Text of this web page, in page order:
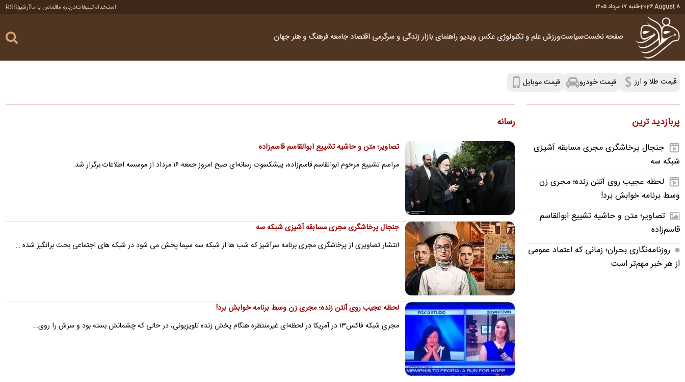
2026 August 8
-شنبه ۱۷ مرداد ۱۴۰۵ استخدامتبلیغاتدرباره ماتماس با ماآرشیوRSS
صفحه نخستسیاستورزشعلم و تکنولوژیعکسویدیوراهنمای بازارزندگی و سرگرمی اقتصادجامعه فرهنگ و هنرجهان
قیمت طلا و ارز قیمت خودرو قیمت موبایل
پربازدید ترین
جنجال پرخاشگری مجری مسابقه آشپزی
شبکه سه
لحظه عجیب روی آنتن زنده؛ مجری زن
وسط برنامه خوابش برد!
تصاویر؛ متن و حاشیه تشییع ابوالقاسم
قاسم‌زاده
روزنامه‌نگاری بحران؛ زمانی که اعتماد عمومی
از هر خبر مهم‌تر است
رسانه
تصاویر؛ متن و حاشیه تشییع ابوالقاسم قاسم‌زاده
مراسم تشییع مرحوم ابوالقاسم قاسم‌زاده، پیشکسوت رسانه‌ای صبح امروز جمعه ۱۶ مرداد از موسسه اطلاعات برگزار شد.
جنجال پرخاشگری مجری مسابقه آشپزی شبکه سه
انتشار تصاویری از پرخاشگری مجری برنامه سرآشپز که شب ها از شبکه سه سیما پخش می شود در شبکه های اجتماعی بحث برانگیز شده …
لحظه عجیب روی آنتن زنده؛ مجری زن وسط برنامه خوابش برد!
مجری شبکه فاکس۱۳ در آمریکا در لحظه‌ای غیرمنتظره هنگام پخش زنده تلویزیونی، در حالی که چشمانش بسته بود و سرش را روی…